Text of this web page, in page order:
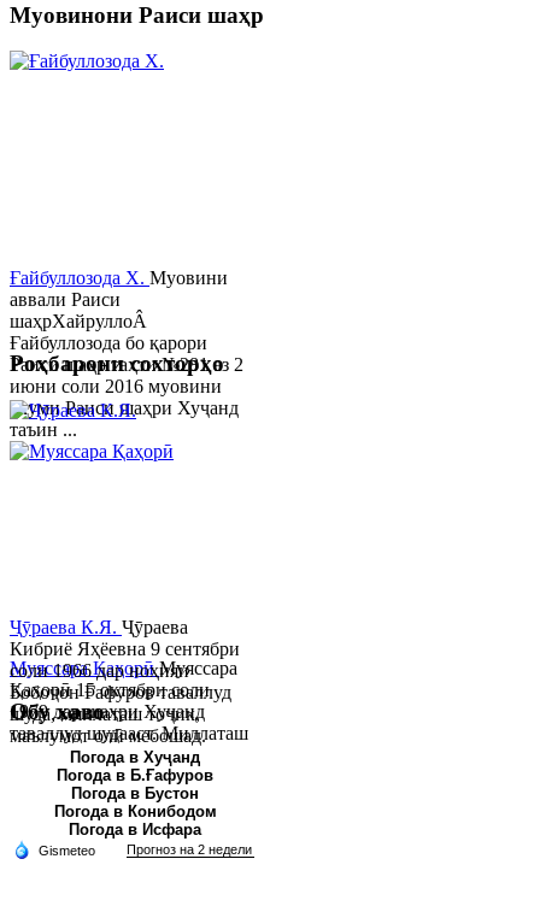
Муовинони Раиси шаҳр
Ғайбуллозода Х. Муовини
аввали Раиси
шаҳрХайруллоÂ
Ғайбуллозода бо қарори
Раиси шаҳр таҳти №281 аз 2
июни соли 2016 муовини
якуми Раиси шаҳри Хуҷанд
таъин ...
Муяссара ҚаҳорӣМуяссара
Қаҳорӣ 15 октябри соли
1979 дар шаҳри Хуҷанд
таваллуд шудааст. Миллаташ
тоҷик. Маълумот олӣ. Соли
2002 Донишгоҳи давлатии
Хуҷанд ба...
Роҳбарони сохторҳо
Ҷӯраева К.Я. Ҷӯраева
Кибриё Яҳёевна 9 сентябри
соли 1966 дар ноҳияи
Бобоҷон Ғафуров таваллуд
шуда, миллаташ тоҷик,
маълумот олӣ мебошад.
Соли 1997 Донишг...
Обу хаво
Погода в Хуҷанд
Погода в Б.Ғафуров
Погода в Бустон
Погода в Конибодом
Погода в Исфара